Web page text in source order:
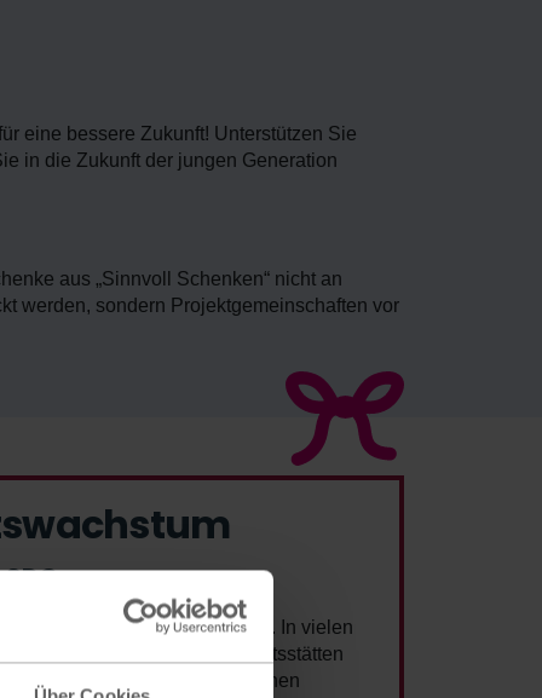
eine bessere Zukunft! Unterstützen Sie
in die Zukunft der jungen Generation
aus „Sinnvoll Schenken“ nicht an
werden, sondern Projektgemeinschaften vor
längst nicht für alle Realität. In vielen
Arbeit, gefährliche Arbeitsstätten
sollen einen